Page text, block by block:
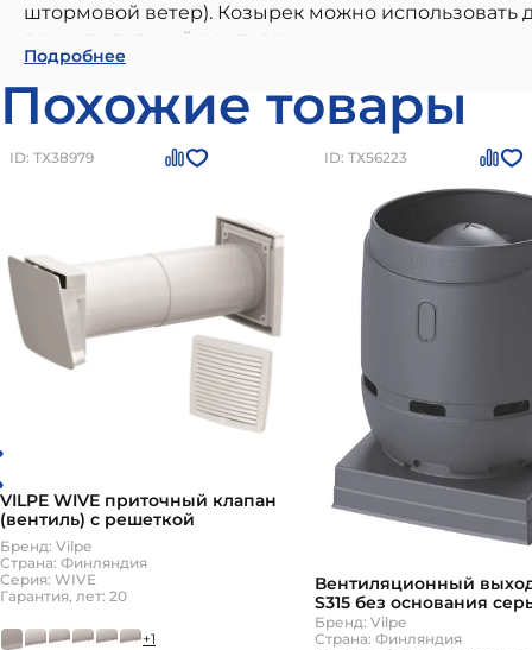
штормовой ветер). Козырек можно использовать
принудительной вентиляции.
Ветрозащитный козырек STORM COVER серый
современным стандартам качества.
долговечность и устойчивость к внешним
можно приобрести в
Санкт-Петербурге по цене
Подробнее
Похожие товары
ID: ТХ38979
VILPE WIVE приточный клапан
(вентиль) с решеткой
Бренд: Vilpe
Страна: Финляндия
Серия: WIVE
Гарантия, лет: 20
+1
ID: ТХ56223
Вентиляционный
S315 без основания
Бренд: Vilpe
Страна: Финляндия